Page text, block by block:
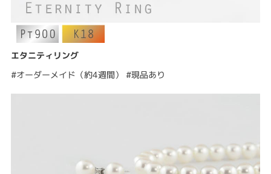
エタニティリング
#オーダーメイド（約4週間） #現品あり